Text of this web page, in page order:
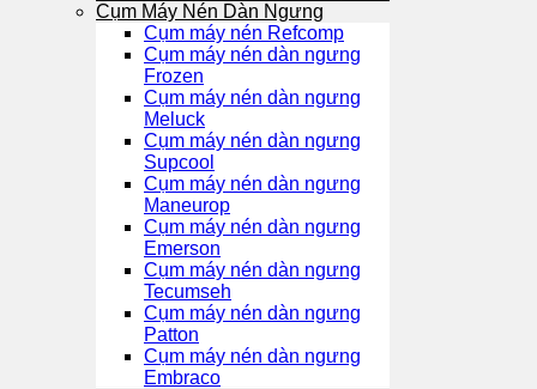
Cụm Máy Nén Dàn Ngưng
Cụm máy nén Refcomp
Cụm máy nén dàn ngưng
Frozen
Cụm máy nén dàn ngưng
Meluck
Cụm máy nén dàn ngưng
Supcool
Cụm máy nén dàn ngưng
Maneurop
Cụm máy nén dàn ngưng
Emerson
Cụm máy nén dàn ngưng
Tecumseh
Cụm máy nén dàn ngưng
Patton
Cụm máy nén dàn ngưng
Embraco